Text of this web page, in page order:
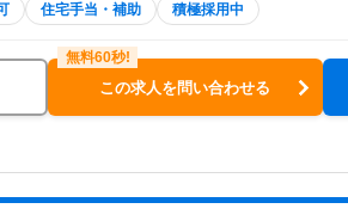
住宅手当・補助 積極採用中
この求人を問い合わせる